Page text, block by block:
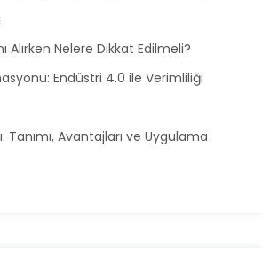
Alırken Nelere Dikkat Edilmeli?
Endüstri 4.0 ile Verimliliği
Tanımı, Avantajları ve Uygulama